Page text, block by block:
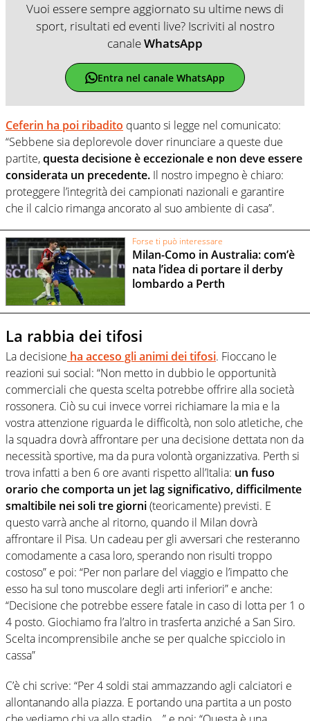
Vuoi essere sempre aggiornato su ultime news di
sport, risultati ed eventi live? Iscriviti al nostro
canaleWhatsApp
Entra nel canale WhatsApp
Ceferin ha poi ribadito quanto si legge nel comunicato:
“Sebbene sia deplorevole dover rinunciare a queste due
partite,questa decisione è eccezionale e non deve essere
considerata un precedente. Il nostro impegno è chiaro:
proteggere l’integrità dei campionati nazionali e garantire
che il calcio rimanga ancorato al suo ambiente di casa”.
Forse ti può interessare
Milan-Como in Australia: com’è
nata l’idea di portare il derby
lombardo a Perth
La rabbia dei tifosi
La decisione ha acceso gli animi dei tifosi. Fioccano le
reazioni sui social: “Non metto in dubbio le opportunità
commerciali che questa scelta potrebbe offrire alla società
rossonera. Ciò su cui invece vorrei richiamare la mia e la
vostra attenzione riguarda le difficoltà, non solo atletiche, che
la squadra dovrà affrontare per una decisione dettata non da
necessità sportive, ma da pura volontà organizzativa. Perth si
trova infatti a ben 6 ore avanti rispetto all’Italia: un fuso
orario che comporta un jet lag significativo, difficilmente
smaltibile nei soli tre giorni(teoricamente) previsti. E
questo varrà anche al ritorno, quando il Milan dovrà
affrontare il Pisa. Un cadeau per gli avversari che resteranno
comodamente a casa loro, sperando non risulti troppo
costoso” e poi: “Per non parlare del viaggio e l’impatto che
esso ha sul tono muscolare degli arti inferiori” e anche:
“Decisione che potrebbe essere fatale in caso di lotta per 1 o
4 posto. Giochiamo fra l’altro in trasferta anziché a San Siro.
Scelta incomprensibile anche se per qualche spicciolo in
cassa”
C’è chi scrive: “Per 4 soldi stai ammazzando agli calciatori e
allontanando alla piazza. E portando una partita a un posto